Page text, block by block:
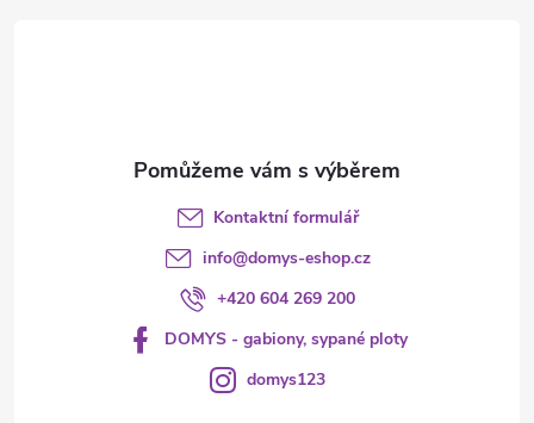
Kontaktní formulář
info@domys-eshop.cz
+420 604 269 200
DOMYS - gabiony, sypané ploty
domys123